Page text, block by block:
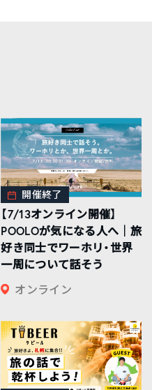
開催終了
【7/13オンライン開催】
POOLOが気になる人へ｜旅
好き同士でワーホリ・世界
一周について話そう
オンライン